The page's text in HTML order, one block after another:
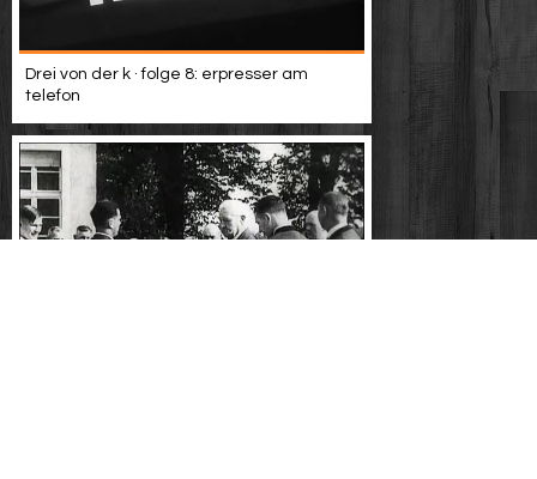
Drei von der k · folge 8: erpresser am
telefon